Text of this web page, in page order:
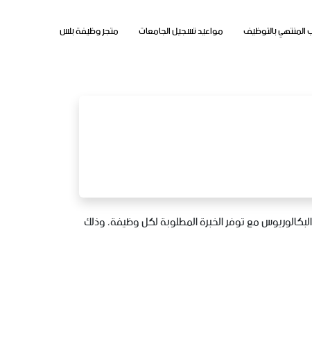
المنتهي بالتوظيف مواعيد تسجيل الجامعات متجر وظيفة بلس
مع توفر الخبرة المطلوبة لكل وظيفة، وذلك